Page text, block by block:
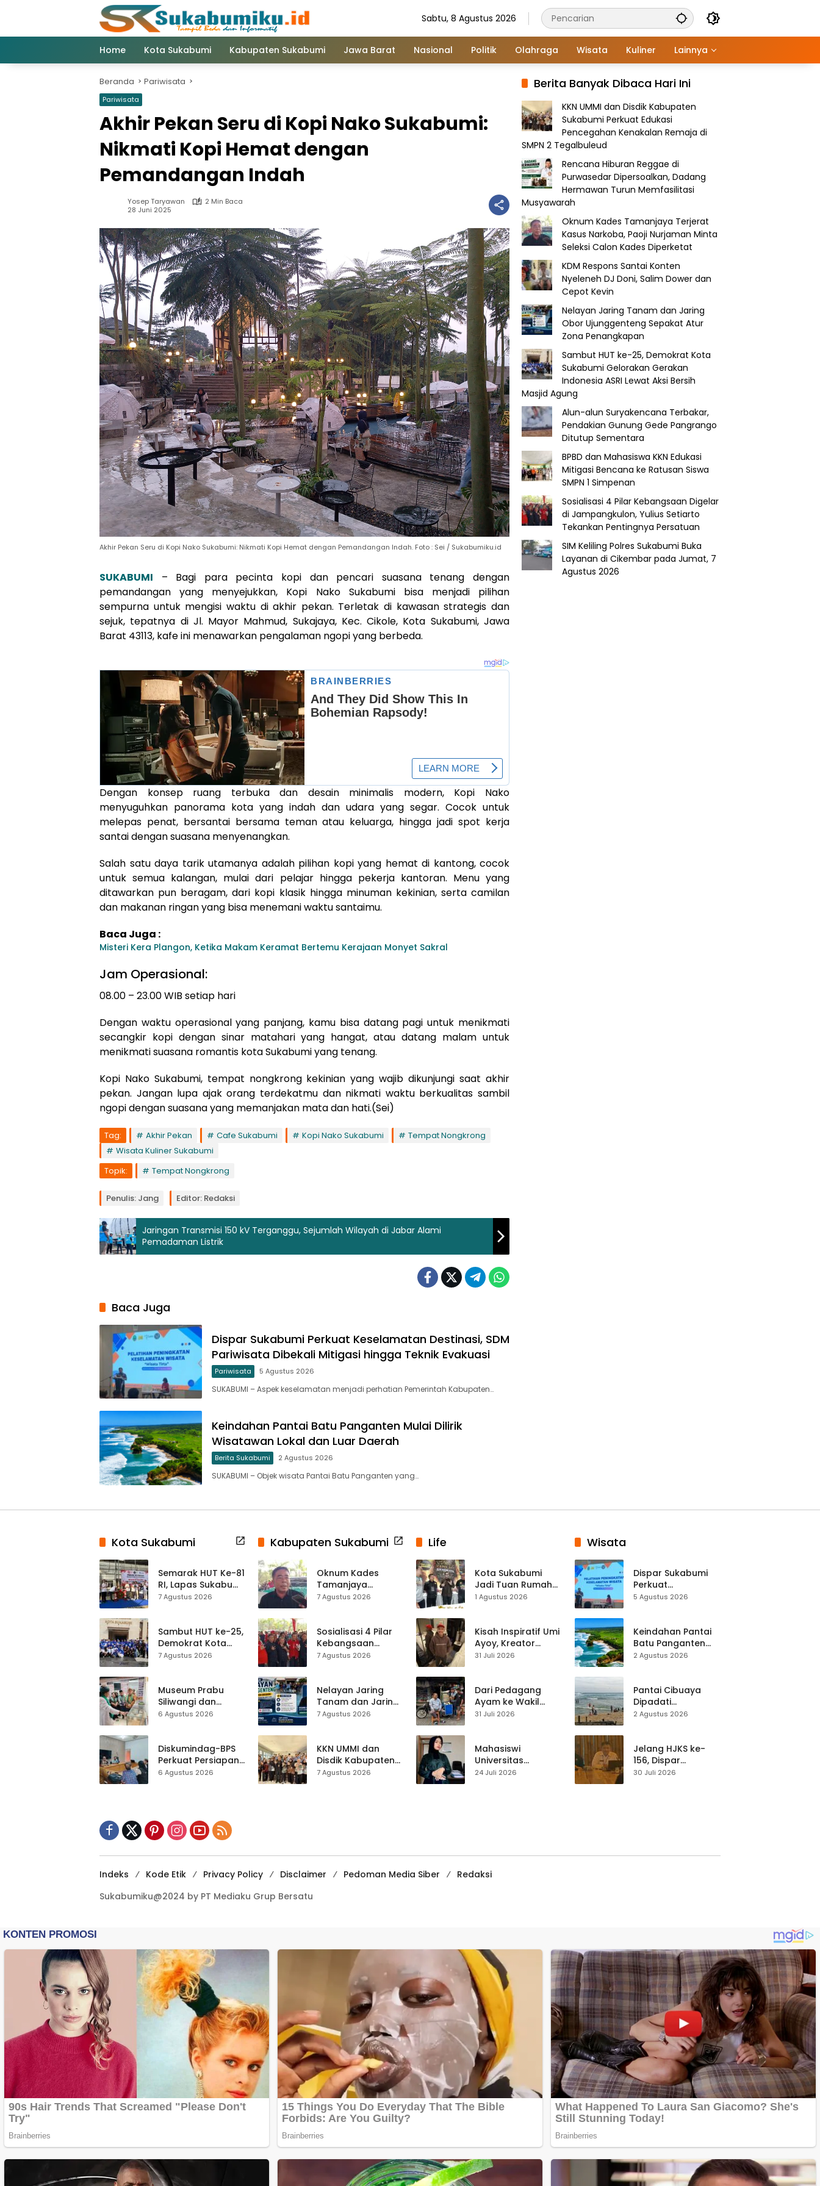
Sabtu, 8 Agustus 2026
Home Kota Sukabumi Kabupaten Sukabumi Jawa Barat Nasional Politik Olahraga Wisata Kuliner Lainnya
Beranda Pariwisata
Pariwisata
Akhir Pekan Seru di Kopi Nako Sukabumi:
Nikmati Kopi Hemat dengan
Pemandangan Indah
Yosep Taryawan
2 Min Baca
28 Juni 2025
Akhir Pekan Seru di Kopi Nako Sukabumi: Nikmati Kopi Hemat dengan Pemandangan Indah. Foto : Sei / Sukabumiku.id
SUKABUMI – Bagi para pecinta kopi dan pencari suasana tenang dengan
pemandangan yang menyejukkan, Kopi Nako Sukabumi bisa menjadi pilihan
sempurna untuk mengisi waktu di akhir pekan. Terletak di kawasan strategis dan
sejuk, tepatnya di Jl. Mayor Mahmud, Sukajaya, Kec. Cikole, Kota Sukabumi, Jawa
Barat 43113, kafe ini menawarkan pengalaman ngopi yang berbeda.
Dengan konsep ruang terbuka dan desain minimalis modern, Kopi Nako
menyuguhkan panorama kota yang indah dan udara yang segar. Cocok untuk
melepas penat, bersantai bersama teman atau keluarga, hingga jadi spot kerja
santai dengan suasana menyenangkan.
Salah satu daya tarik utamanya adalah pilihan kopi yang hemat di kantong, cocok
untuk semua kalangan, mulai dari pelajar hingga pekerja kantoran. Menu yang
ditawarkan pun beragam, dari kopi klasik hingga minuman kekinian, serta camilan
dan makanan ringan yang bisa menemani waktu santaimu.
Baca Juga :
Misteri Kera Plangon, Ketika Makam Keramat Bertemu Kerajaan Monyet Sakral
Jam Operasional:
08.00 – 23.00 WIB setiap hari
Dengan waktu operasional yang panjang, kamu bisa datang pagi untuk menikmati
secangkir kopi dengan sinar matahari yang hangat, atau datang malam untuk
menikmati suasana romantis kota Sukabumi yang tenang.
Kopi Nako Sukabumi, tempat nongkrong kekinian yang wajib dikunjungi saat akhir
pekan. Jangan lupa ajak orang terdekatmu dan nikmati waktu berkualitas sambil
ngopi dengan suasana yang memanjakan mata dan hati.(Sei)
Tag: Akhir Pekan Cafe Sukabumi Kopi Nako Sukabumi
Tempat Nongkrong
Wisata Kuliner Sukabumi
Topik:
Tempat Nongkrong
Penulis: Jang Editor: Redaksi
Jaringan Transmisi 150 kV Terganggu, Sejumlah Wilayah di Jabar Alami
Pemadaman Listrik
Baca Juga
Dispar Sukabumi Perkuat Keselamatan Destinasi, SDM
Pariwisata Dibekali Mitigasi hingga Teknik Evakuasi
Pariwisata 5 Agustus 2026
SUKABUMI – Aspek keselamatan menjadi perhatian Pemerintah Kabupaten…
Keindahan Pantai Batu Panganten Mulai Dilirik
Wisatawan Lokal dan Luar Daerah
Berita Sukabumi 2 Agustus 2026
SUKABUMI – Objek wisata Pantai Batu Panganten yang…
Berita Banyak Dibaca Hari Ini
KKN UMMI dan Disdik Kabupaten
Sukabumi Perkuat Edukasi
Pencegahan Kenakalan Remaja di
SMPN 2 Tegalbuleud
Rencana Hiburan Reggae di
Purwasedar Dipersoalkan, Dadang
Hermawan Turun Memfasilitasi
Musyawarah
Oknum Kades Tamanjaya Terjerat
Kasus Narkoba, Paoji Nurjaman Minta
Seleksi Calon Kades Diperketat
KDM Respons Santai Konten
Nyeleneh DJ Doni, Salim Dower dan
Cepot Kevin
Nelayan Jaring Tanam dan Jaring
Obor Ujunggenteng Sepakat Atur
Zona Penangkapan
Sambut HUT ke-25, Demokrat Kota
Sukabumi Gelorakan Gerakan
Indonesia ASRI Lewat Aksi Bersih
Masjid Agung
Alun-alun Suryakencana Terbakar,
Pendakian Gunung Gede Pangrango
Ditutup Sementara
BPBD dan Mahasiswa KKN Edukasi
Mitigasi Bencana ke Ratusan Siswa
SMPN 1 Simpenan
Sosialisasi 4 Pilar Kebangsaan Digelar
di Jampangkulon, Yulius Setiarto
Tekankan Pentingnya Persatuan
SIM Keliling Polres Sukabumi Buka
Layanan di Cikembar pada Jumat, 7
Agustus 2026
Kota Sukabumi
Semarak HUT Ke-81
RI, Lapas Sukabumi
Resmi Gelar Pekan
7 Agustus 2026
Sambut HUT ke-25,
Demokrat Kota
Sukabumi
ASRI Lewat Aksi
Bersih Masjid
Agung
7 Agustus 2026
Museum Prabu
Siliwangi dan
Museum Keramik
Hampir 500 Koleksi
Dipisahkan
6 Agustus 2026
Diskumindag-BPS
Perkuat Persiapan
Sensus Ekonomi,
6 Agustus 2026
Kabupaten Sukabumi
Oknum Kades
Tamanjaya
Terjerat Kasus
Seleksi Calon
Kades Diperketat
7 Agustus 2026
Sosialisasi 4 Pilar
Kebangsaan
Digelar di
Tekankan
Pentingnya
Persatuan
7 Agustus 2026
Nelayan Jaring
Tanam dan Jaring
Obor
Penangkapan
7 Agustus 2026
KKN UMMI dan
Disdik Kabupaten
Sukabumi Perkuat
7 Agustus 2026
Life
Kota Sukabumi
Jadi Tuan Rumah
Kontes Batu Akik
1 Agustus 2026
Kisah Inspiratif Umi
Ayoy, Kreator
TikTok Asal
Live Streaming
31 Juli 2026
Dari Pedagang
Ayam ke Wakil
Ketua DPRD, H.
Pasar Cisaat
31 Juli 2026
Mahasiswi
Universitas
Muhammadiyah
24 Juli 2026
Wisata
Dispar Sukabumi
Perkuat
Keselamatan
Mitigasi hingga
Teknik Evakuasi
5 Agustus 2026
Keindahan Pantai
Batu Panganten
Mulai Dilirik
2 Agustus 2026
Pantai Cibuaya
Dipadati
Wisatawan,
Waspada
2 Agustus 2026
Jelang HJKS ke-
156, Dispar
Kabupaten
30 Juli 2026
Indeks Kode Etik Privacy Policy Disclaimer Pedoman Media Siber
Redaksi
Sukabumiku@2024 by PT Mediaku Grup Bersatu